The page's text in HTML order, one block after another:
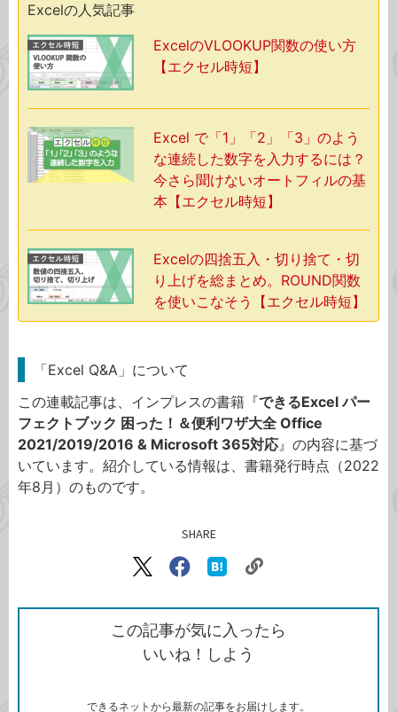
Excelの人気記事
ExcelのVLOOKUP関数の使い方
【エクセル時短】
Excel で「1」「2」「3」のよう
な連続した数字を入力するには？
今さら聞けないオートフィルの基
本【エクセル時短】
Excelの四捨五入・切り捨て・切
り上げを総まとめ。ROUND関数
を使いこなそう【エクセル時短】
「Excel Q&A」について
この連載記事は、インプレスの書籍『できるExcel パー
フェクトブック 困った！＆便利ワザ大全 Office
2021/2019/2016 & Microsoft 365対応』の内容に基づ
いています。紹介している情報は、書籍発行時点（2022
年8月）のものです。
SHARE
X（旧
で
シ
ェ
ア
Facebook
シ
ェ
ア
な
ブ
ッ
ク
ク
ク
を
コ
この記事が気に入ったら
いいね！しよう
できるネットから最新の記事をお届けします。